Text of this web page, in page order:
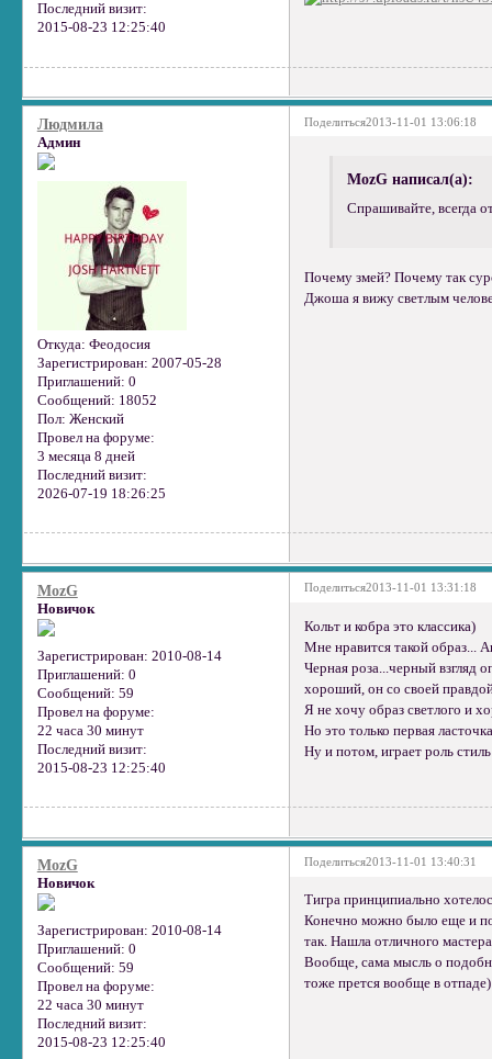
Последний визит:
2015-08-23 12:25:40
Поделиться2013-11-01 13:06:18
Людмила
Админ
Откуда: Феодосия
Зарегистрирован: 2007-05-28
Приглашений: 0
Сообщений: 18052
Пол: Женский
Провел на форуме:
3 месяца 8 дней
Последний визит:
2026-07-19 18:26:25
MozG написал(а):
Спрашивайте, всегда
Почему змей? Почему так
Джоша я вижу светлым
Поделиться2013-11-01 13:31:18
MozG
Новичок
Зарегистрирован: 2010-08-14
Приглашений: 0
Сообщений: 59
Провел на форуме:
22 часа 30 минут
Последний визит:
2015-08-23 12:25:40
Кольт и кобра это классика)
Мне нравится такой образ...
Черная роза...черный взгляд
хороший, он со своей
Я не хочу образ светлого и
Но это только первая
Ну и потом, играет роль
Поделиться2013-11-01 13:40:31
MozG
Новичок
Зарегистрирован: 2010-08-14
Приглашений: 0
Сообщений: 59
Провел на форуме:
22 часа 30 минут
Последний визит:
2015-08-23 12:25:40
Тигра принципиально
Конечно можно было еще и
так. Нашла отличного
Вообще, сама мысль о
тоже прется вообще в отпаде)